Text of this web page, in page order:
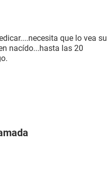
que lo vea su
nacído...hasta las 20